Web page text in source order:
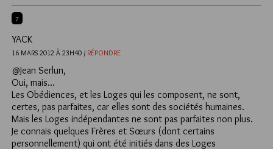
7
YACK
16 MARS 2012 À 23H40 / RÉPONDRE
@Jean Serlun,
Oui, mais…
Les Obédiences, et les Loges qui les composent, ne sont,
certes, pas parfaites, car elles sont des sociétés humaines.
Mais les Loges indépendantes ne sont pas parfaites non plus.
Je connais quelques Frères et Sœurs (dont certains
personnellement) qui ont été initiés dans des Loges